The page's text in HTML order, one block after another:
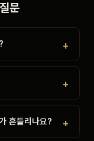
문
흔들리나요?